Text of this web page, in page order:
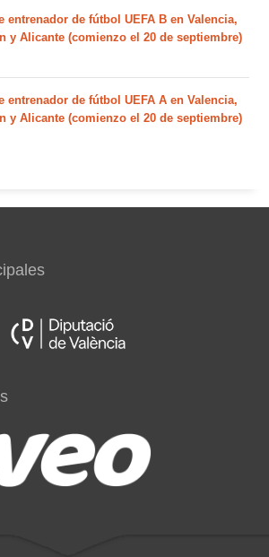
entrenador de fútbol UEFA B en Valencia,
y Alicante (comienzo el 20 de septiembre)
entrenador de fútbol UEFA A en Valencia,
y Alicante (comienzo el 20 de septiembre)